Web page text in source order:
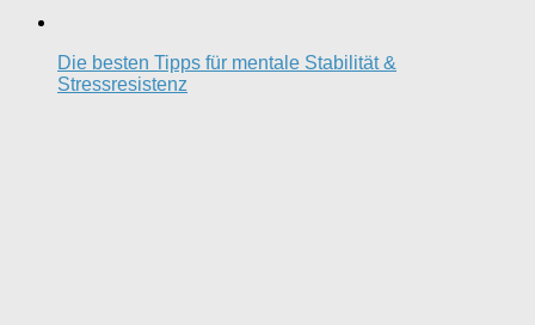
Die besten Tipps für mentale Stabilität &
Stressresistenz